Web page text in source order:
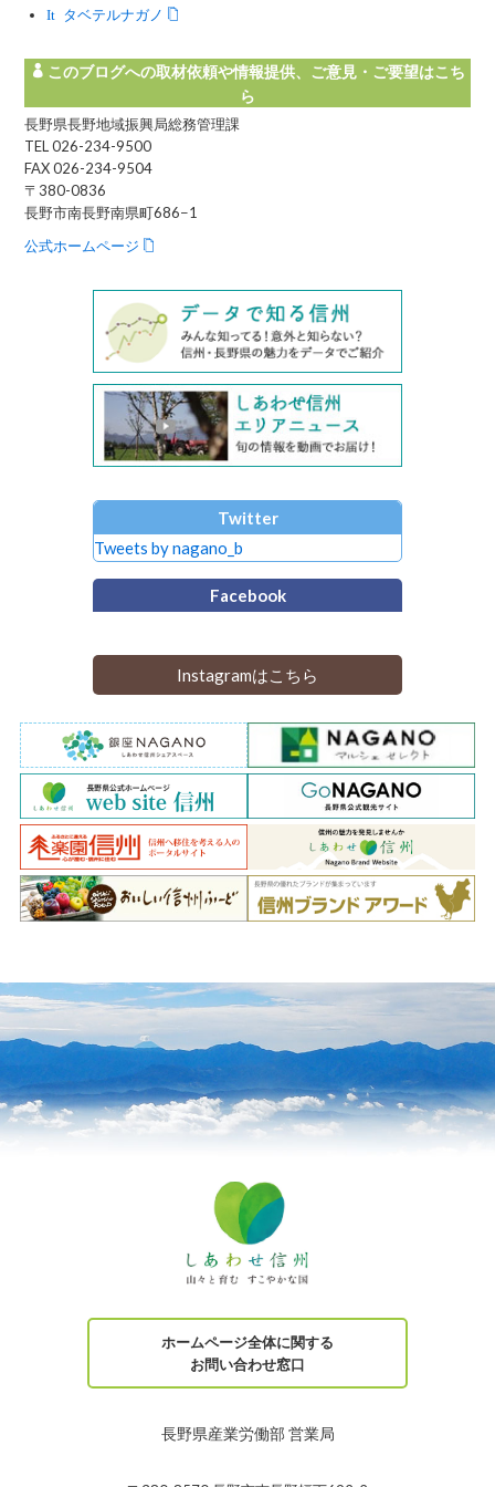
Instagram タベテルナガノ
このブログへの取材依頼や情報提供、ご意見・ご要望はこち
ら
長野県長野地域振興局総務管理課
TEL 026-234-9500
FAX 026-234-9504
〒380-0836
長野市南長野南県町686−1
公式ホームページ
Twitter
Tweets by nagano_b
Facebook
Instagramはこちら
ホームページ全体に関する
お問い合わせ窓口
長野県産業労働部 営業局